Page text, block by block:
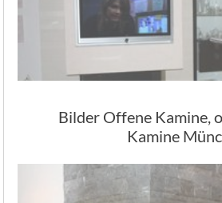
Bilder Offene Kamine,
Kamine